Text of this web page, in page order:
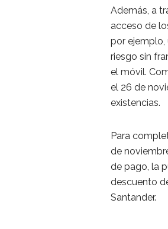
Además, a
acceso de
por ejemplo,
riesgo sin
el móvil.
el 26 de
existencias.
Para
de
de pago, la
descuento
Santander.